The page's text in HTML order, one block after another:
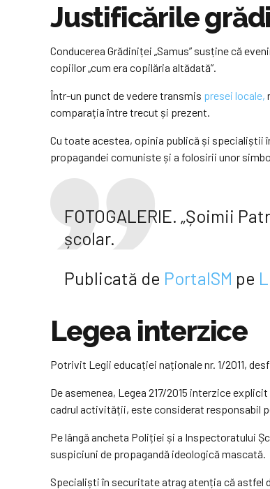
Justificările
Conducerea Grădiniței „Samus” susține că
copiilor „cum era copilăria altădată”.
Într-un punct de vedere transmis presei locale,
comparația între trecut și prezent.
Cu toate acestea, opinia publică și specialiștii
propagandei comuniste și a folosirii unor
FOTOGALERIE. „Șoimii
școlar.
Publicată de PortalSM pe
Legea interzice
Potrivit Legii educației naționale nr. 1/2011,
De asemenea, Legea 217/2015 interzice
cadrul activității, este considerat responsabil
Pe lângă ancheta Poliției și a Inspectoratului
suspiciuni de propagandă ideologică mascată.
Specialiști în securitate atrag atenția că